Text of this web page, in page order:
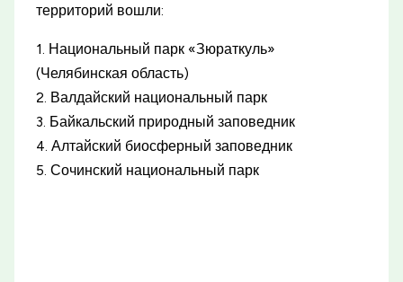
территорий вошли:
1. Национальный парк «Зюраткуль»
(Челябинская область)
2. Валдайский национальный парк
3. Байкальский природный заповедник
4. Алтайский биосферный заповедник
5. Сочинский национальный парк